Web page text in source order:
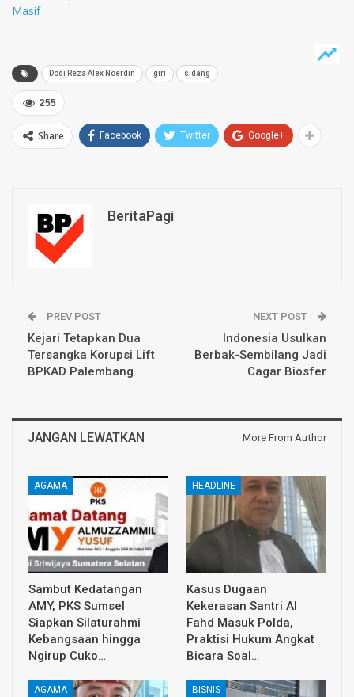
Masif
Dodi Reza Alex Noerdin giri sidang
255
Share Facebook Twitter Google+
BeritaPagi
PREV POST
Kejari Tetapkan Dua
Tersangka Korupsi Lift
BPKAD Palembang
NEXT POST
Indonesia Usulkan
Berbak-Sembilang Jadi
Cagar Biosfer
JANGAN LEWATKAN More From Author
AGAMA
Sambut Kedatangan
AMY, PKS Sumsel
Siapkan Silaturahmi
Kebangsaan hingga
Ngirup Cuko…
HEADLINE
Kasus Dugaan
Kekerasan Santri Al
Fahd Masuk Polda,
Praktisi Hukum Angkat
Bicara Soal…
AGAMA BISNIS